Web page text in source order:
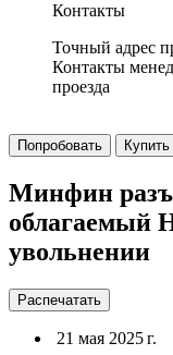
Контакты
Точный адрес
Контакты
проезда
Попробовать
Минфин
облагаемый
увольнении
Распечатать
21 мая 2025 г.